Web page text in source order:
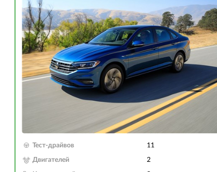
Тест-драйвов 11
Двигателей 2